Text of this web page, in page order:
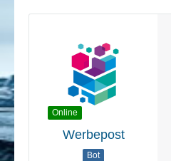
Online
Werbepost
Bot